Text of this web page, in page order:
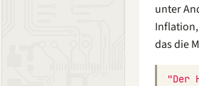
unter
das die
"Der